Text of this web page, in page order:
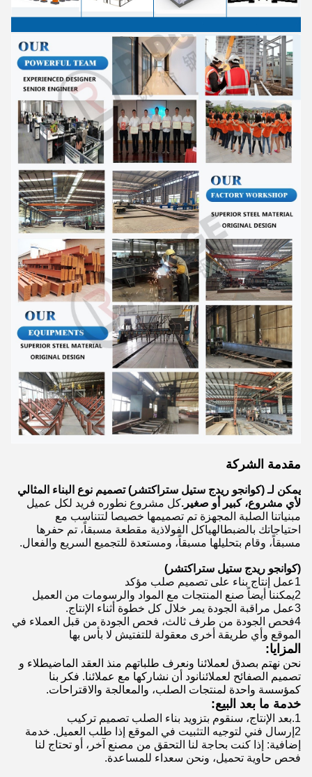
مقدمة الشركة
يمكن لـ (كوانجو ريدج ستيل ستراكتشر) تصميم نوع البناء المثالي
لأي مشروع، كبير أو صغير.كل مشروع نطوره فريد لكل عميل
مبنياتنا الصلبة المجهزة تم تصميمها خصيصا لتتناسب مع
احتياجاتك بالضبطالهياكل الفولاذية مقطعة مسبقاً، تم حفرها
مسبقاً، وقام بتحليلها مسبقاً، ومستعدة للتجميع السريع والفعال.
(كوانجو ريدج ستيل ستراكتشر)
1عمل إنتاج بناء على تصميم صلب مؤكد
2يمكننا أيضاً صنع المنتجات مع المواد والرسومات من العميل
3عمل مراقبة الجودة يمر خلال كل خطوة أثناء الإنتاج.
4فحص الجودة من طرف ثالث، فحص الجودة من قبل العملاء في
الموقع وأي طريقة أخرى معقولة للتفتيش لا بأس بها
المزايا:
نحن نهتم بصدق لعملائنا ونعرف طلباتهم منذ العقد الماضيطلاء و
تصميم الصفائح لعملائنانود أن نشاركها مع عملائنا. فكر بنا
كمؤسسة واحدة لمنتجات الصلب، والمعالجة والاقتراحات.
خدمة ما بعد البيع:
1.بعد الإنتاج، سنقوم بتزويد بناء الصلب تصميم تركيب
2إرسال فني لتوجيه التثبيت في الموقع إذا طلب العميل. خدمة
إضافية: إذا كنت بحاجة لنا التحقق من مصنع آخر، أو تحتاج لنا
فحص حاوية تحميل، ونحن سعداء للمساعدة.